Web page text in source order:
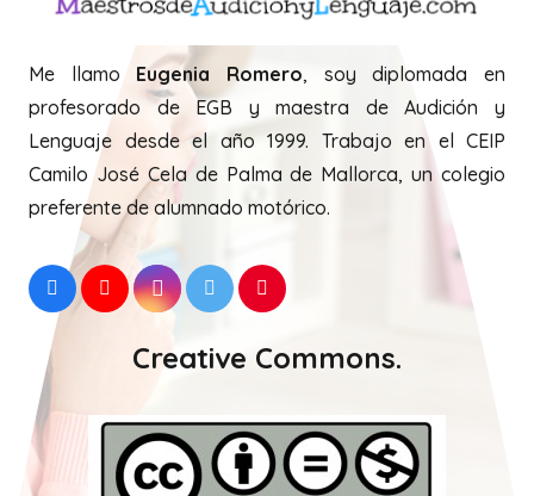
Me llamo Eugenia Romero, soy diplomada en
profesorado de EGB y maestra de Audición y
Lenguaje desde el año 1999. Trabajo en el CEIP
Camilo José Cela de Palma de Mallorca, un colegio
preferente de alumnado motórico.
Creative Commons.